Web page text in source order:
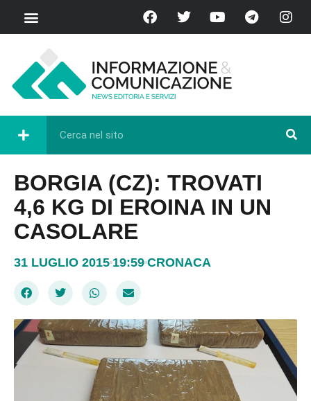
BORGIA (CZ): TROVATI
4,6 KG DI EROINA IN UN
CASOLARE
31 LUGLIO 2015 19:59 CRONACA